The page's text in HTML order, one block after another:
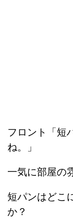
フロント「短
ね。」
一気に部屋の
短パンはどこ
か？